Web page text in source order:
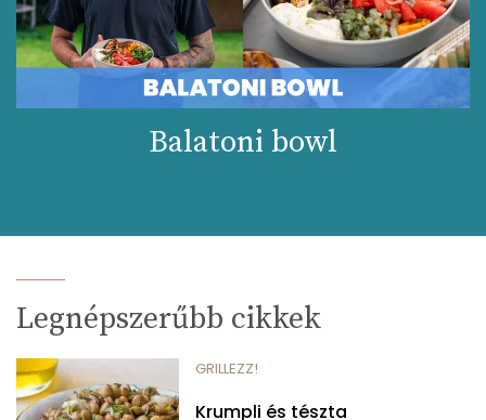
Balatoni bowl
Legnépszerűbb cikkek
GRILLEZZ!
Krumpli és tészta